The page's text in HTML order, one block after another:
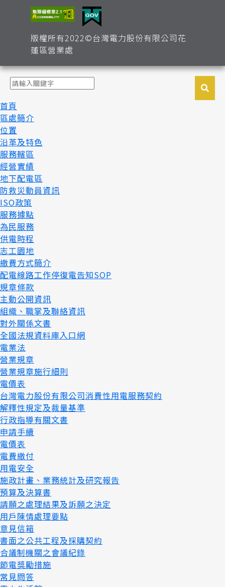
版權所有2022©台灣電力股份有限公司花
蓮區營業處
首頁
區處簡介
位置
沿革及特色
服務轄區
經營實績
地下配電區
防救災動員資訊
ISO政策
服務據點
為民服務
供電時程
志工園地
繳費方式簡介
配電線路工作停復電告知SOP
規章條款
主動公開資訊
組織、職掌及聯絡資訊
對外關係文書
全國法規資料庫入口網
電業法
營業規章
營業規章施行細則
電價表
台灣電力股份有限公司消費性用電服務契約
解釋性規定及裁量基準
行政指導有關文書
申請手續
電價表
電費繳付
用電安全
施政計畫、業務統計及研究報告
預算及決算書
請願之處理結果及訴願之決定
用戶陳情處理要點
意見信箱
書面之公共工程及採購契約
合議制機關之會議紀錄
節電獎勵措施
常見問答